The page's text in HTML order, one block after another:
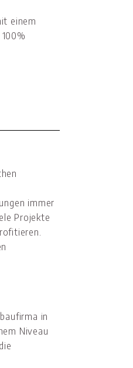
einem
immer
Projekte
in
Niveau